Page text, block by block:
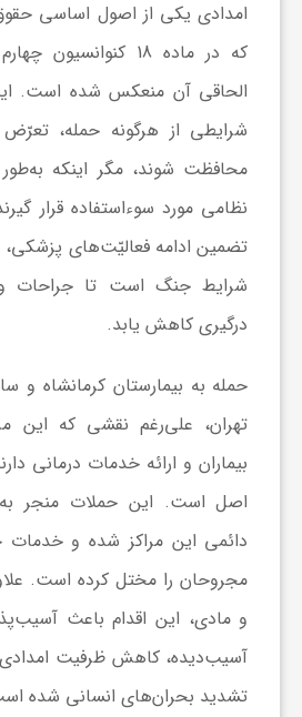
امدادی یکی از اصول اساسی
که در ماده 18
الحاقی آن منعکس شده است.
شرایطی از هرگونه حمله،
محافظت شوند، مگر اینکه
نظامی مورد سوءاستفاده قرار
تضمین ادامه فعالیّت‌های پزشکی،
شرایط جنگ است تا جراحات
درگیری کاهش یابد.
حمله به بیمارستان کرمانشاه و
تهران، علی‌رغم نقشی که این
بیماران و ارائه خدمات درمانی
اصل است. این حملات منجر
دائمی این مراکز شده و خدمات
مجروحان را مختل کرده است.
و مادی، این اقدام باعث
آسیب‌دیده، کاهش ظرفیت
تشدید بحران‌های انسانی شده